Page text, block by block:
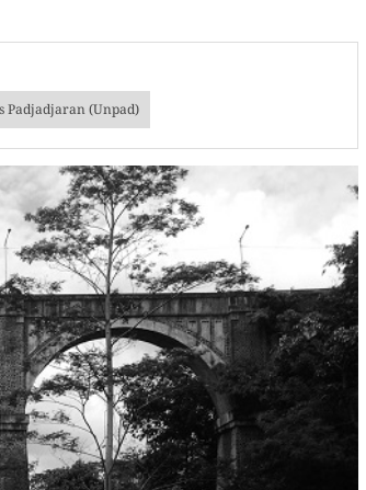
Padjadjaran (Unpad)